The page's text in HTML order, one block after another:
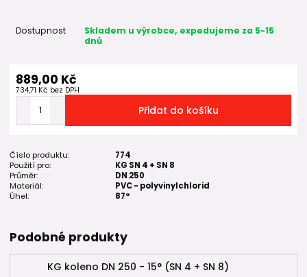
Dostupnost
Skladem u výrobce, expedujeme za 5-15
dnů
889,00 Kč
734,71 Kč bez DPH
Přidat do košíku
Číslo produktu:
774
Použití pro:
KG SN 4 + SN 8
Průměr:
DN 250
Materiál:
PVC - polyvinylchlorid
Úhel:
87°
Podobné produkty
KG koleno DN 250 - 15° (SN 4 + SN 8)